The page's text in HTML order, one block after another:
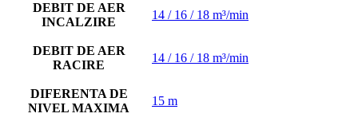
DEBIT DE AER
INCALZIRE
14 / 16 / 18 m³/min
DEBIT DE AER
RACIRE
14 / 16 / 18 m³/min
DIFERENTA DE
NIVEL MAXIMA
15 m